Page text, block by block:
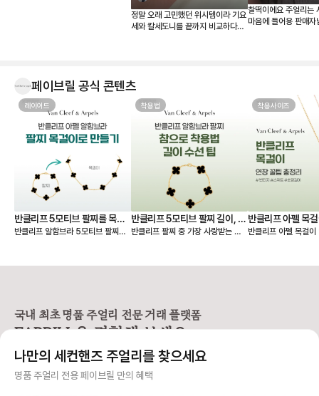
정말 오래 고민했던 위시템이라 기요
세와 칼세도니를 끝까지 비교하다가
템’이라고 하는지 알 것 같습니다 💎
한 번에 비교할 수 있어서 연식, 컨디
션, 구성품, 가격까지 꼼꼼하게 따져
보고 가장 마음에 드는 제품을 선택
할 수 있었던 점이 좋았습니다. 좋은
판매자분을 만나 상태도 기대 이상이
첫 반클리프를 기분 좋게 들이게 되
었네요. 오래오래 아껴 차겠습니다!
찰떡이에요 주얼리는
마음에 들어용 판매자
페이브릴 공식 콘텐츠
레이어드
반클리프 5모티브 팔찌를 목걸
이로 만들기 - 실착비교, 연장체
반클리프 알함브라 5모티브 팔찌를
10모티브 목걸이가 하나 더 생긴 기
프 팔찌를 목걸이로 바꾸는 방법
1️⃣ 6모티브 목걸이 반클리프 알함브
팔찌 + 알함브라 빈티지 목걸이) -
팔찌 고리를 → 목걸이 클로버 쪽에
걸어주세요. - 목걸이 고리를 → 팔
착용법
반클리프 5모티브 팔찌 길이, 착
용팁-참으로 착용 vs 길이 수선
반클리프 팔찌 중 가장 사랑받는 제
닉스 모델 등 매장 구매 시 웨이팅 디
즈를 선택할 수 없고 총 길이 19cm
로 스펙이 동일해요. 손목이 얇은 분
요, 저 역시 오닉스 5모티브 팔찌를
😉 [반클리프 알함브라 5모티브 팔
착용사이즈
반클리프 아펠 목
총정리
반클리프 아펠 목걸
해 드릴 거예요 ✨ 그중에서도 특히
티브를 기준으로 양
국내 최초 명품 주얼리 전문 거래 플랫폼
FABRILL을 경험해 보세요.
사기 걱정 없는 안전 결제
나만의 세컨핸즈 주얼리를 찾으세요
명품 주얼리 전용 페이브릴 만의 혜택